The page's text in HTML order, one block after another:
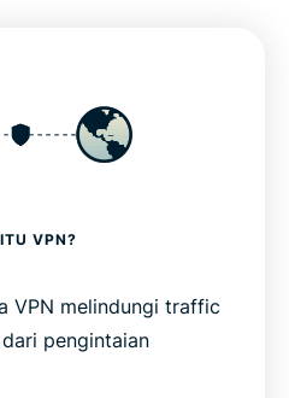
VPN?
VPN melindungi traffic
pengintaian